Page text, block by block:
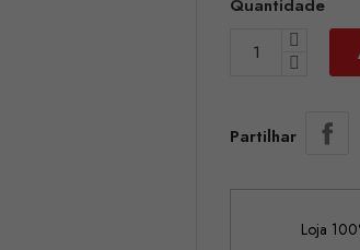
Quantidade
Partilhar
Loja